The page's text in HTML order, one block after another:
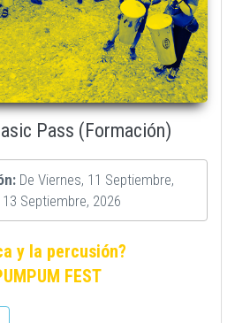
Pass (Formación)
De Viernes, 11 Septiembre,
Septiembre, 2026
y la percusión?
FEST